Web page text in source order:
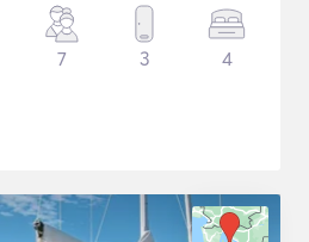
7 3 4